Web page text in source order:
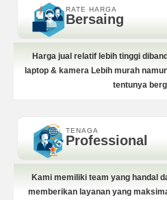
RATE HARGA
Bersaing
Harga jual relatif lebih tinggi
laptop & kamera Lebih murah
tentunya
TENAGA
Professional
Kami memiliki team yang handal
memberikan layanan yang